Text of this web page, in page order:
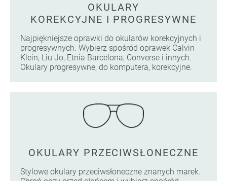
OKULARY
KOREKCYJNE I PROGRESYWNE
Najpiękniejsze oprawki do okularów korekcyjnych i
progresywnych. Wybierz spośród oprawek Calvin
Klein, Liu Jo, Etnia Barcelona, Converse i innych.
Okulary progresywne, do komputera, korekcyjne.
OKULARY PRZECIWSŁONECZNE
Stylowe okulary przeciwsłoneczne znanych marek.